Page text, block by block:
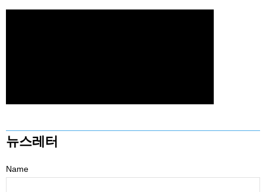
뉴스레터
Name